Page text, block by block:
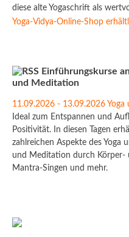
diese alte Yogaschrift als
Yoga-Vidya-Online-Shop
Einführungskurse
und Meditation
11.09.2026 - 13.09.2026
Ideal zum Entspannen und
Positivität. In diesen Tagen
zahlreichen Aspekte des Yoga
und Meditation durch Körper-
Mantra-Singen und mehr.